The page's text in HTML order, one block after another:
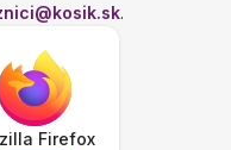
.
Firefox